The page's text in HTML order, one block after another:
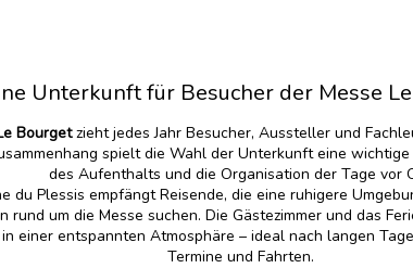
Unterkunft für Besucher der Messe
Bourgetzieht jedes Jahr Besucher, Aussteller und
spielt die Wahl der Unterkunft eine
des Aufenthalts und die Organisation der Tage vor
du Plessis empfängt Reisende, die eine ruhigere
rund um die Messe suchen. Die Gästezimmer und das
einer entspannten Atmosphäre – ideal nach langen
Termine und Fahrten.